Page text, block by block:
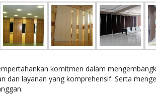
komitmen dalam
dan layanan yang komprehensif. Serta